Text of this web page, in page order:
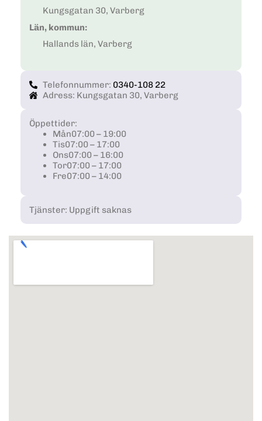
Kungsgatan 30, Varberg
Län, kommun:
Hallands län, Varberg
Telefonnummer: 0340-108 22
Adress: Kungsgatan 30, Varberg
Öppettider:
Mån07:00 – 19:00
Tis07:00 – 17:00
Ons07:00 – 16:00
Tor07:00 – 17:00
Fre07:00 – 14:00
Tjänster: Uppgift saknas